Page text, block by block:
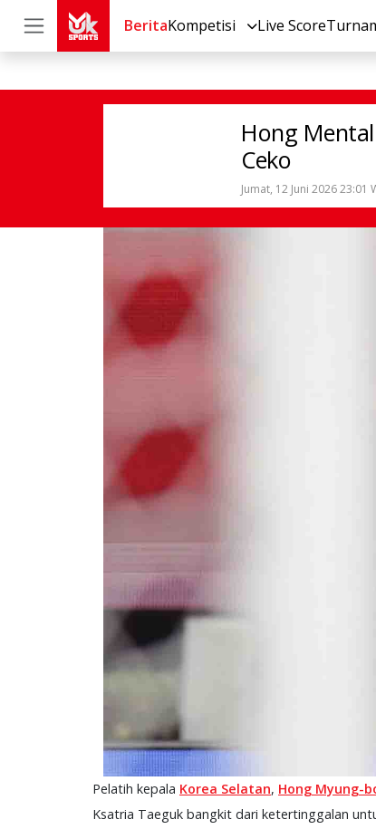
BeritaKompetisi Live Score
Hong
Ceko
Jumat, 12 Juni 2026 23:01
Pelatih kepala Korea Selatan, Hong Myung-
Ksatria Taeguk bangkit dari ketertinggalan